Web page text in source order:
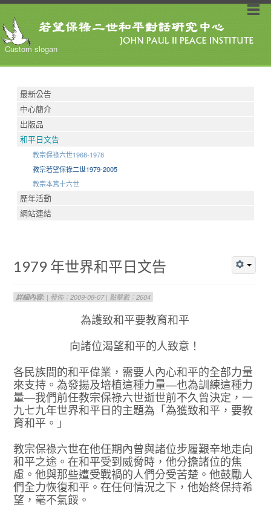
Custom slogan
最新公告
中心簡介
出版品
和平日文告
教宗保祿六世1968-1978
教宗若望保祿二世1979-2005
教宗本篤十六世
歷年活動
網站連結
1979 年世界和平日文告
詳細內容: | 發佈：2009-08-07 | 點擊數：2604
為護致和平要教育和平
向諸位渴望和平的人致意！
各民族間的和平偉業，需要人內心和平的全部力量
來支持。為發揚及培植這種力量—也為訓練這種力
量—我們前任教宗保祿六世逝世前不久曾決定，一
九七九年世界和平日的主題為「為獲致和平，要教
育和平。」
教宗保祿六世在他任期內曾與諸位步履艱辛地走向
和平之途。在和平受到威脅時，他分擔諸位的焦
慮。他與那些遭受戰禍的人們分受苦楚。他鼓勵人
們全力恢復和平。在任何情況之下，他始終保持希
望，毫不氣餒。